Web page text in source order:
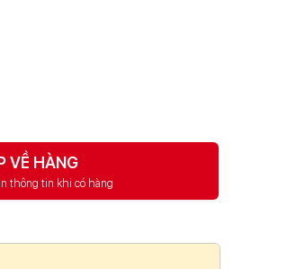
VỀ HÀNG
thông tin khi có hàng